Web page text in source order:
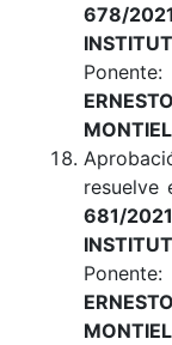
678/2021
resuelve
681/2021